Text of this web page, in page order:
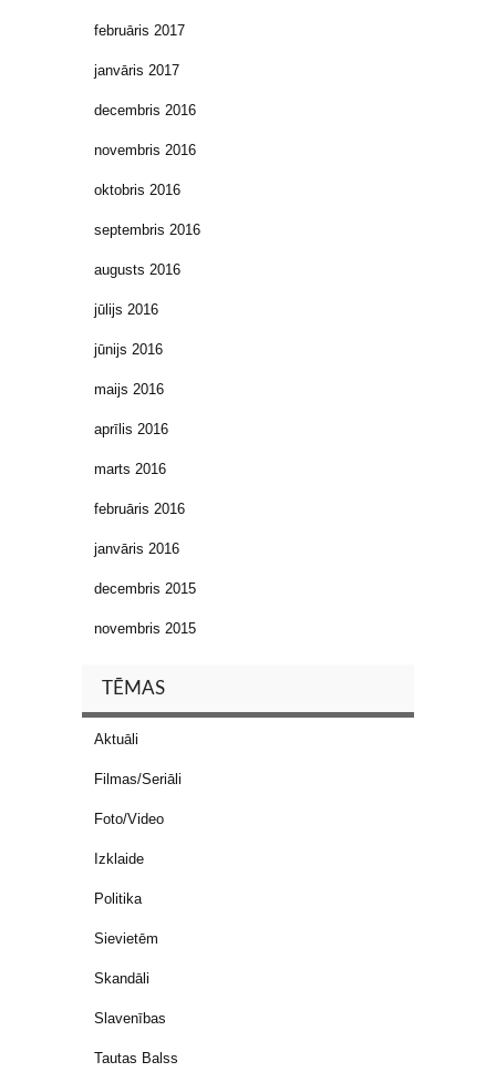
februāris 2017
janvāris 2017
decembris 2016
novembris 2016
oktobris 2016
septembris 2016
augusts 2016
jūlijs 2016
jūnijs 2016
maijs 2016
aprīlis 2016
marts 2016
februāris 2016
janvāris 2016
decembris 2015
novembris 2015
TĒMAS
Aktuāli
Filmas/Seriāli
Foto/Video
Izklaide
Politika
Sievietēm
Skandāli
Slavenības
Tautas Balss